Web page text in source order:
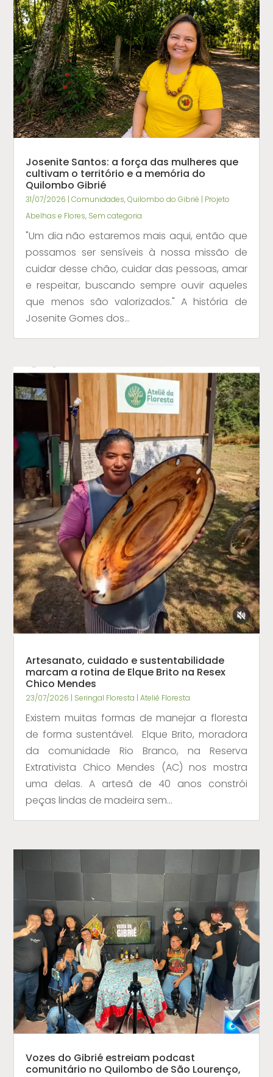
Josenite Santos: a força das mulheres que
cultivam o território e a memória do
Quilombo Gibrié
31/07/2026 |Comunidades,Quilombo do Gibrié | Projeto
Abelhas e Flores, Sem categoria
"Um dia não estaremos mais aqui, então que
possamos ser sensíveis à nossa missão de
cuidar desse chão, cuidar das pessoas, amar
e respeitar, buscando sempre ouvir aqueles
que menos são valorizados." A história de
Josenite Gomes dos...
Artesanato, cuidado e sustentabilidade
marcam a rotina de Elque Brito na Resex
Chico Mendes
23/07/2026 | Seringal Floresta | Ateliê Floresta
Existem muitas formas de manejar a floresta
de forma sustentável. Elque Brito, moradora
da comunidade Rio Branco, na Reserva
Extrativista Chico Mendes (AC) nos mostra
uma delas. A artesã de 40 anos constrói
peças lindas de madeira sem...
Vozes do Gibrié estreiam podcast
comunitário no Quilombo de São Lourenço,